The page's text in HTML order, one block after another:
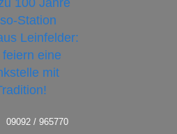
09092 / 965770